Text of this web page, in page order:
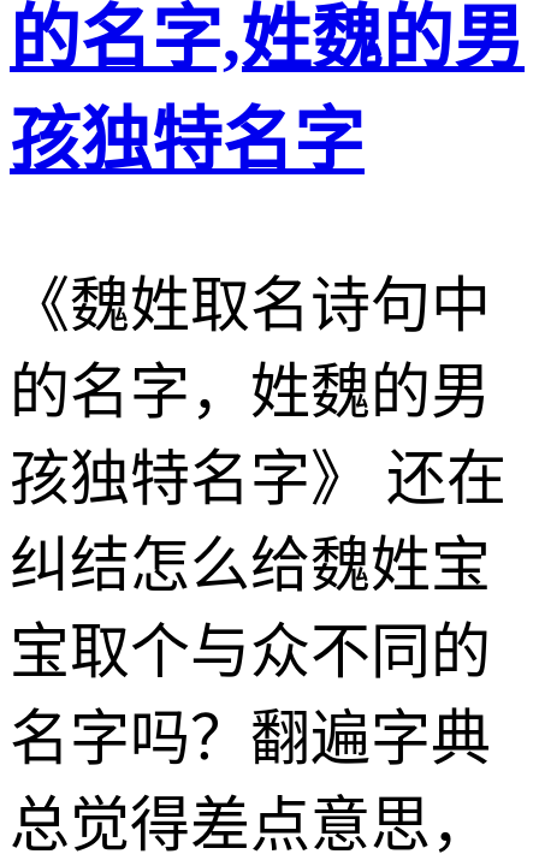
的名字,姓魏的男
孩独特名字
《魏姓取名诗句中
的名字，姓魏的男
孩独特名字》 还在
纠结怎么给魏姓宝
宝取个与众不同的
名字吗？翻遍字典
总觉得差点意思，